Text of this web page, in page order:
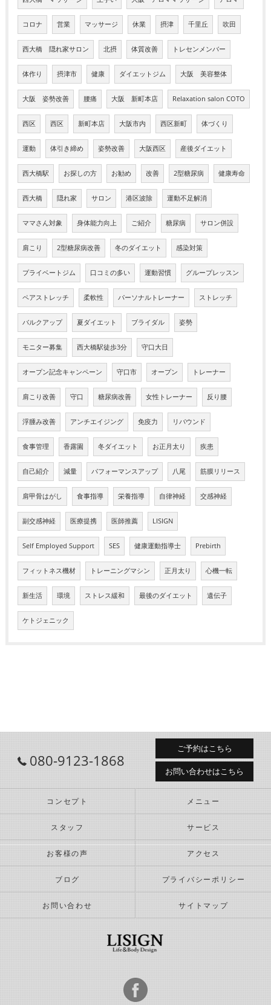
コロナ 営業 マッサージ 休業 摂津 千里丘 吹田
西大橋 隠れ家サロン 北摂 体質改善 トレセンメンバー
体作り 摂津市 健康 ダイエットジム 大阪 美容整体
大阪 姿勢改善 腰痛 大阪 新町本店 Relaxation salon COTO
西区 西区 新町本店 大阪市内 西区新町 体づくり
運動 体引き締め 姿勢改善 大阪西区 産後ダイエット
西大橋駅 お探しの方 お勧め 改善 2型糖尿病 健康寿命
西大橋 隠れ家 サロン 港区波除 運動不足解消
ママさん対象 身体能力向上 ご紹介 糖尿病 サロン併設
肩こり 2型糖尿病改善 冬のダイエット 感染対策
プライベートジム 口コミの多い 運動習慣 グループレッスン
ペアストレッチ 柔軟性 パーソナルトレーナー ストレッチ
バルクアップ 夏ダイエット ブライダル 姿勢
モニター募集 西大橋駅徒歩3分 守口大日
オープン記念キャンペーン 守口市 オープン トレーナー
肩こり改善 守口 糖尿病改善 女性トレーナー 反り腰
浮腫み改善 アンチエイジング 免疫力 リバウンド
食事管理 香露園 冬ダイエット お正月太り 疾患
自己紹介 減量 パフォーマンスアップ 八尾 筋膜リリース
肩甲骨はがし 食事指導 栄養指導 自律神経 交感神経
副交感神経 医療提携 医師推薦 LISIGN
Self Employed Support SES 健康運動指導士 Prebirth
フィットネス機材 トレーニングマシン 正月太り 心機一転
新生活 環境 ストレス緩和 最後のダイエット 遺伝子
ケトジェニック
080-9123-1868
ご予約はこちら
お問い合わせはこちら
コンセプト メニュー
スタッフ サービス
お客様の声 アクセス
ブログ プライバシーポリシー
お問い合わせ サイトマップ